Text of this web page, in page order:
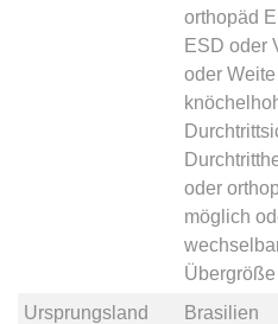
orthopäd
ESD oder
oder Weite
oder
möglich
Übergröße
Ursprungsland
Brasilien